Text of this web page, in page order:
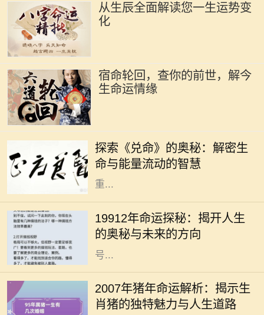
从生辰全面解读您一生运势变
化
宿命轮回，查你的前世，解今
生命运情缘
探索《兑命》的奥秘：解密生
命与能量流动的智慧
经典之作，不仅传承了千年智慧，更
为我们提供了洞察生活与生命的独特
视角。其中，《兑命》作为易经中的
重...
19912年命运探秘：揭开人生
的奥秘与未来的方向
在我们的生命旅程中，许多人常常会
好奇自己命运的轨迹以及未来的走
向，而“19912年”这一数字又代表着
什么呢？它可能是一个深奥的命理符
号...
2007年猪年命运解析：揭示生
肖猪的独特魅力与人生道路
生肖猪是中国传统文化中的一种重要
象征，与其相关的命运常常引发广泛
的讨论。2007年是猪年，而出生于这
一年的朋友们，常常被认为拥有独特